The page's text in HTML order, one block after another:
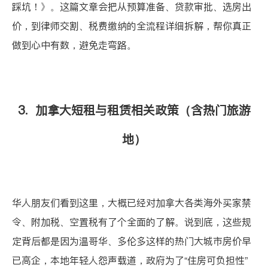
踩坑！》 。这篇文章会把从预算准备、贷款审批、选房出
价，到律师交割、税费缴纳的全流程详细拆解，帮你真正
做到心中有数，避免走弯路。
3. 加拿大短租与租赁相关政策（含热门旅游
地）
华人朋友们看到这里，大概已经对加拿大各类海外买家禁
令、附加税、空置税有了个全面的了解。说到底，这些规
定背后都是因为温哥华、多伦多这样的热门大城市房价早
已高企，本地年轻人怨声载道，政府为了“住房可负担性”